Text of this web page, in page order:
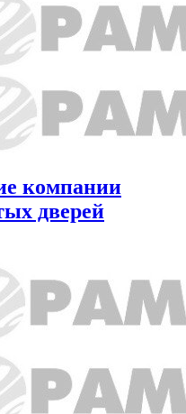
компании
дверей